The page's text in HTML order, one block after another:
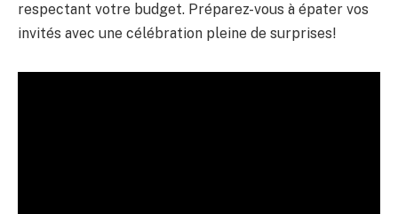
respectant votre budget. Préparez-vous à épater vos
invités avec une célébration pleine de surprises!